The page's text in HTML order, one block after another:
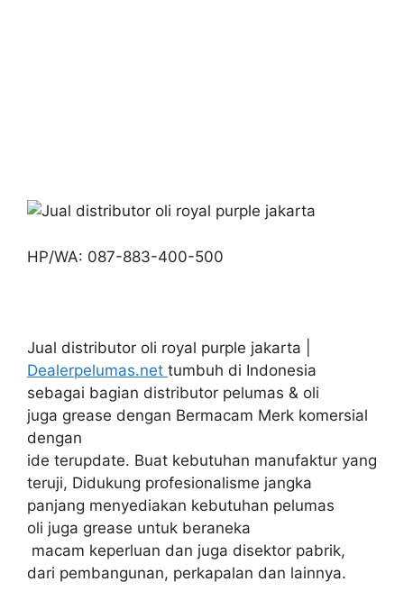
HP/WA: 087-883-400-500
Jual distributor oli royal purple jakarta |
Dealerpelumas.net tumbuh di Indonesia
sebagai bagian distributor pelumas & oli
juga grease dengan Bermacam Merk komersial
dengan
ide terupdate. Buat kebutuhan manufaktur yang
teruji, Didukung profesionalisme jangka
panjang menyediakan kebutuhan pelumas
oli juga grease untuk beraneka
macam keperluan dan juga disektor pabrik,
dari pembangunan, perkapalan dan lainnya.